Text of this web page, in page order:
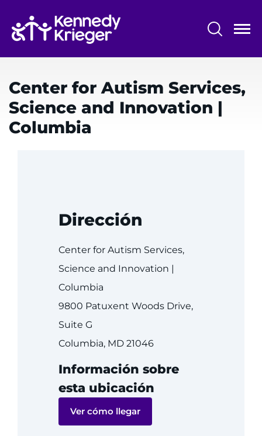
contenido
principal
Menú
sistema
Centros y programas
Investigación
Capacitación
REFERIR A UN PACIENTE
SOLICITAR UNA CITA
888-554-2080
Formas de donar
Acerca de
Center for Autism Services,
Science and Innovation |
Columbia
Dirección
Center for Autism Services,
Science and Innovation |
Columbia
9800 Patuxent Woods Drive,
Suite G
Columbia, MD 21046
Información sobre
esta ubicación
Ver cómo llegar